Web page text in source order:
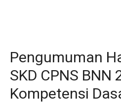
Pengumuman
SKD CPNS BNN
Kompetensi